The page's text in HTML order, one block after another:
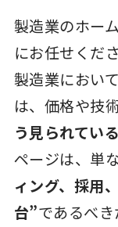
製造業のホー
にお任せくださ
製造業におい
は、価格や技
う見られている
ページは、単
ィング、採用
台”であるべき